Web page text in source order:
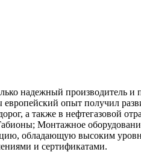
надежный производитель
европейский опыт получил
а также в нефтегазовой
Монтажное
обладающую высоким
и сертификатами.